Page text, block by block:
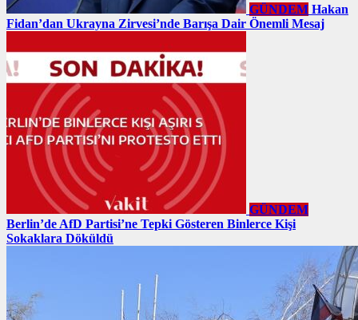
GÜNDEM Hakan
Fidan’dan Ukrayna Zirvesi’nde Barışa Dair Önemli Mesaj
GÜNDEM
Berlin’de AfD Partisi’ne Tepki Gösteren Binlerce Kişi
Sokaklara Döküldü